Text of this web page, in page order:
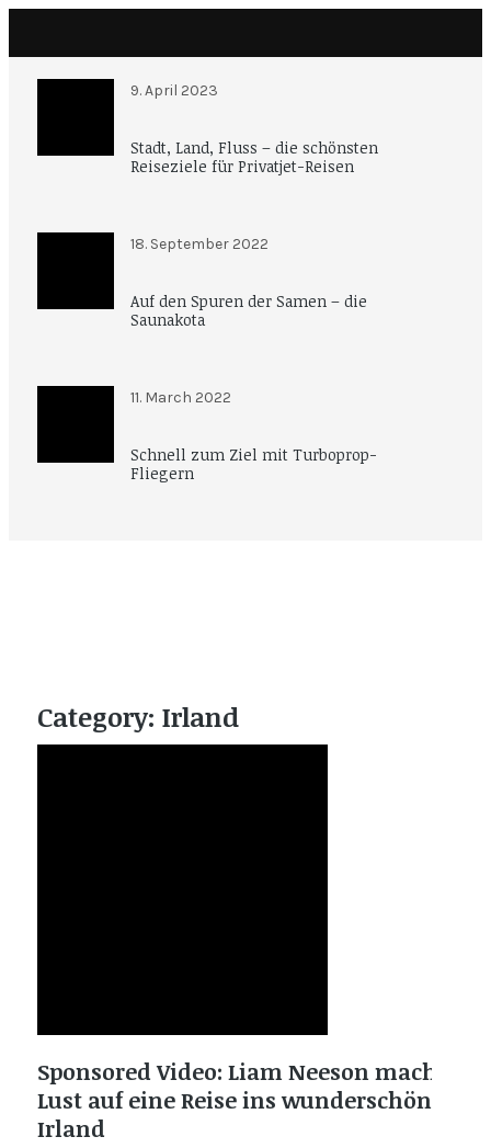
9. April 2023
Stadt, Land, Fluss – die schönsten
Reiseziele für Privatjet-Reisen
18. September 2022
Auf den Spuren der Samen – die
Saunakota
11. March 2022
Schnell zum Ziel mit Turboprop-
Fliegern
Category: Irland
Sponsored Video: Liam Neeson macht
Lust auf eine Reise ins wunderschöne
Irland